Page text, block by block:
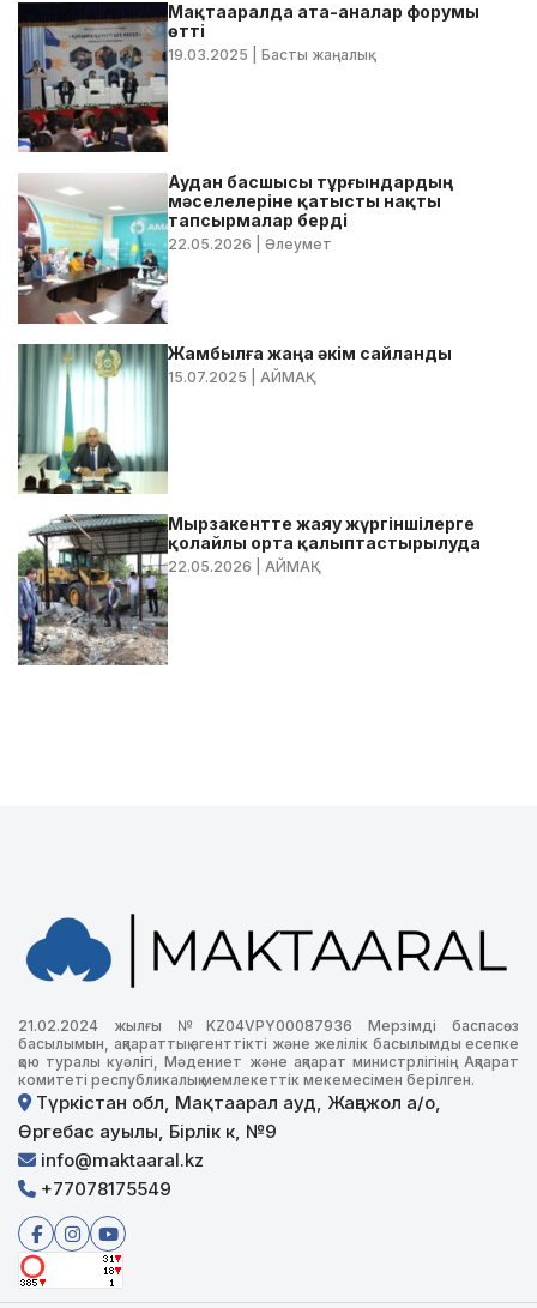
Мақтааралда ата-аналар форумы
өтті
19.03.2025 | Басты жаңалық
Аудан басшысы тұрғындардың
мәселелеріне қатысты нақты
тапсырмалар берді
22.05.2026 | Әлеумет
Жамбылға жаңа әкім сайланды
15.07.2025 | АЙМАҚ
Мырзакентте жаяу жүргіншілерге
қолайлы орта қалыптастырылуда
22.05.2026 | АЙМАҚ
21.02.2024 жылғы №KZ04VPY00087936 Мерзімді баспасөз
басылымын, ақпараттық агенттікті және желілік басылымды есепке
қою туралы куәлігі, Мәдениет және ақпарат министрлігінің Ақпарат
комитеті республикалық мемлекеттік мекемесімен берілген.
Түркістан обл, Мақтаарал ауд, Жаңажол а/о,
Өргебас ауылы, Бірлік к, №9
info@maktaaral.kz
+77078175549